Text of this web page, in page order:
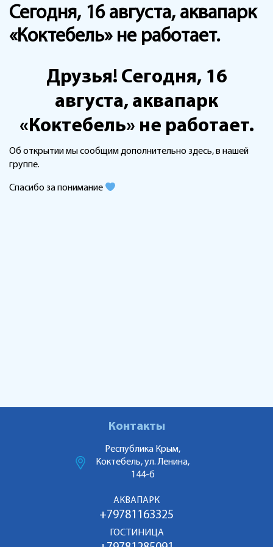
Сегодня, 16 августа, аквапарк
«Коктебель» не работает.
Друзья! Сегодня, 16
августа, аквапарк
«Коктебель» не работает.
Об открытии мы сообщим дополнительно здесь, в нашей
группе.
Спасибо за понимание
Контакты
Республика Крым,
Коктебель, ул. Ленина,
144-б
АКВАПАРК
+79781163325
ГОСТИНИЦА